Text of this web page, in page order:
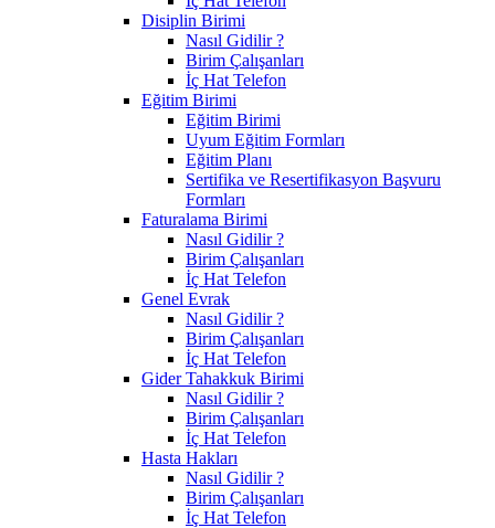
Disiplin Birimi
Nasıl Gidilir ?
Birim Çalışanları
İç Hat Telefon
Eğitim Birimi
Eğitim Birimi
Uyum Eğitim Formları
Eğitim Planı
Sertifika ve Resertifikasyon Başvuru
Formları
Faturalama Birimi
Nasıl Gidilir ?
Birim Çalışanları
İç Hat Telefon
Genel Evrak
Nasıl Gidilir ?
Birim Çalışanları
İç Hat Telefon
Gider Tahakkuk Birimi
Nasıl Gidilir ?
Birim Çalışanları
İç Hat Telefon
Hasta Hakları
Nasıl Gidilir ?
Birim Çalışanları
İç Hat Telefon